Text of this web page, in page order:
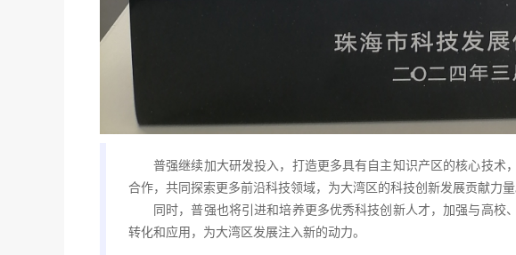
普强继续加大研发投入，打造更多具有自主知识产区的核心技术
合作，共同探索更多前沿科技领域，为大湾区的科技创新发展贡献力量
同时，普强也将引进和培养更多优秀科技创新人才，加强与高
转化和应用，为大湾区发展注入新的动力。